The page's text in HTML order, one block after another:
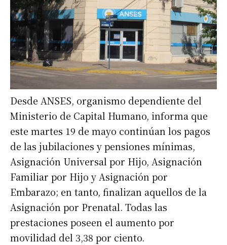
Desde ANSES, organismo dependiente del
Ministerio de Capital Humano, informa que
este martes 19 de mayo continúan los pagos
de las jubilaciones y pensiones mínimas,
Asignación Universal por Hijo, Asignación
Familiar por Hijo y Asignación por
Embarazo; en tanto, finalizan aquellos de la
Asignación por Prenatal. Todas las
prestaciones poseen el aumento por
movilidad del 3,38 por ciento.